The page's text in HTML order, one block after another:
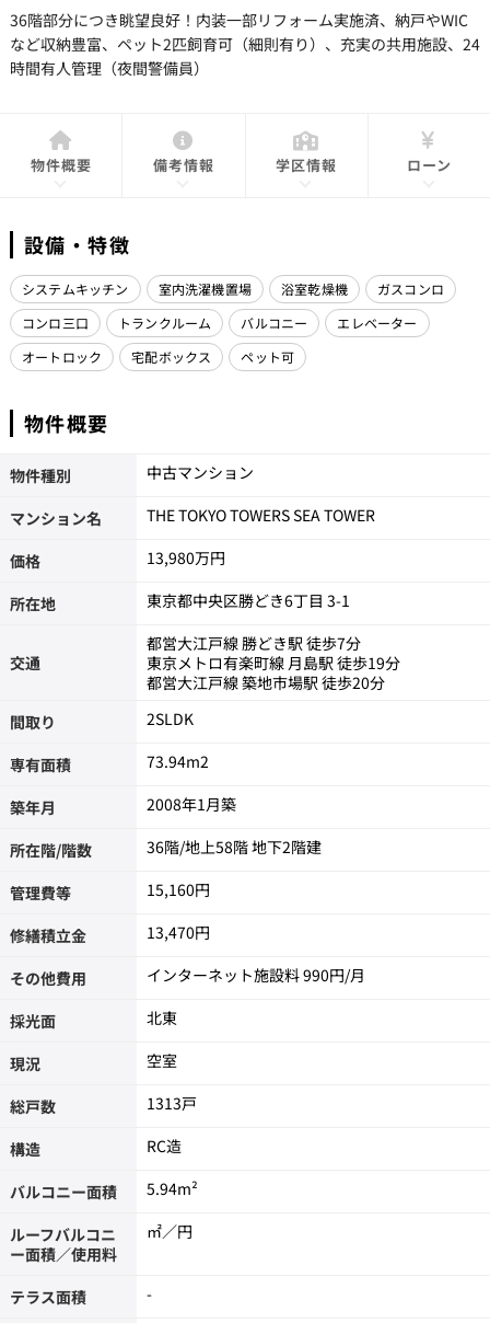
36階部分につき眺望良好！内装一部リフォーム実施済、納戸やWIC
など収納豊富、ペット2匹飼育可（細則有り）、充実の共用施設、24
時間有人管理（夜間警備員）
物件概要 備考情報 学区情報 ローン
設備・特徴
システムキッチン 室内洗濯機置場 浴室乾燥機
ガスコンロ
コンロ三口
トランクルーム バルコニー
エレベーター
オートロック
宅配ボックス ペット可
物件概要
物件種別 中古マンション
マンション名 THE TOKYO TOWERS SEA TOWER
価格 13,980万円
所在地 東京都中央区勝どき6丁目 3-1
交通
都営大江戸線 勝どき駅 徒歩7分
東京メトロ有楽町線 月島駅 徒歩19分
都営大江戸線 築地市場駅 徒歩20分
間取り
2SLDK
専有面積 73.94m2
築年月 2008年1月築
所在階/階数 36階/地上58階 地下2階建
管理費等 15,160円
修繕積立金 13,470円
その他費用 インターネット施設料990
採光面 北東
現況 空室
総戸数 1313戸
構造 RC造
バルコニー面積 5.94m²
ルーフバルコニ
ー面積／使用料
㎡／円
テラス面積 -